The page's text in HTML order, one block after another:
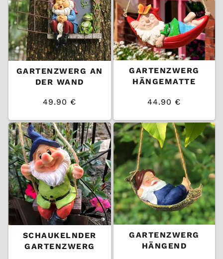
GARTENZWERG AN
DER WAND
49.90 €
Preis
/
EINZELPREIS
GARTENZWERG
HÄNGEMATTE
44.90 €
Preis
/
EINZELPREIS
SCHAUKELNDER
GARTENZWERG
GARTENZWERG
HÄNGEND